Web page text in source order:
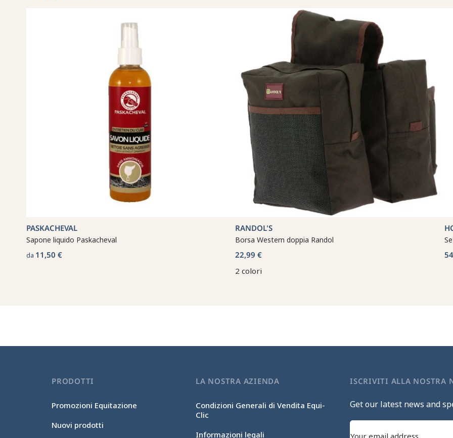
PASKACHEVAL
Sapone liquido Paskacheval
da 11,50 €
RANDOL'S
Borsa Western doppia Randol
22,99 €
2 colori
PRODOTTI
Promozioni Equitazione
Nuovi prodotti
LA NOSTRA AZIENDA
Condizioni Generali di Vendita Equi-
Clic
Informazioni legali
ISCRIVITI ALLA NOSTRA
Get our latest news and